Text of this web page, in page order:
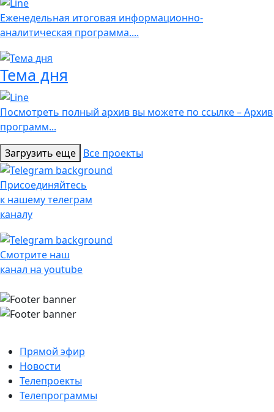
Еженедельная итоговая информационно-
аналитическая программа....
Тема дня
Посмотреть полный архив вы можете по ссылке – Архив
программ...
Загрузить еще Все проекты
Присоединяйтесь
к нашему телеграм
каналу
Смотрите наш
канал на youtube
Прямой эфир
Новости
Телепроекты
Телепрограммы